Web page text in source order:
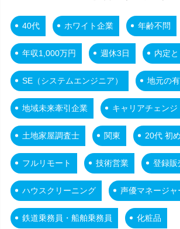
40代 ホワイト企業 年齢不問
年収1,000万円 週休3日 内定
SE（システムエンジニア） 地元の
地域未来牽引企業 キャリアチェンジ
土地家屋調査士 関東 20代 初
フルリモート 技術営業 登録販
ハウスクリーニング 声優マネージャ
鉄道乗務員・船舶乗務員 化粧品